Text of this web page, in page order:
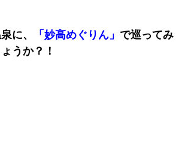
に、 「妙高めぐりん」 で巡ってみ
うか？！